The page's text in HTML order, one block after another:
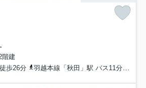
階建
歩26分
羽越本線「秋田」駅 バス11分 秋田中央交通「登町上丁」 停歩3分